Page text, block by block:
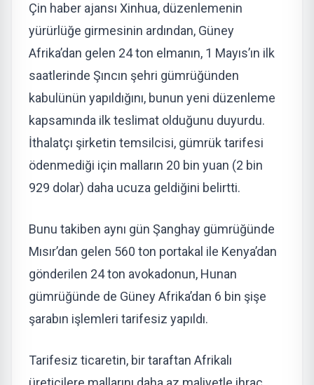
Çin haber ajansı Xinhua, düzenlemenin
yürürlüğe girmesinin ardından, Güney
Afrika’dan gelen 24 ton elmanın, 1 Mayıs’ın ilk
saatlerinde Şıncın şehri gümrüğünden
kabulünün yapıldığını, bunun yeni düzenleme
kapsamında ilk teslimat olduğunu duyurdu.
İthalatçı şirketin temsilcisi, gümrük tarifesi
ödenmediği için malların 20 bin yuan (2 bin
929 dolar) daha ucuza geldiğini belirtti.
Bunu takiben aynı gün Şanghay gümrüğünde
Mısır’dan gelen 560 ton portakal ile Kenya’dan
gönderilen 24 ton avokadonun, Hunan
gümrüğünde de Güney Afrika’dan 6 bin şişe
şarabın işlemleri tarifesiz yapıldı.
Tarifesiz ticaretin, bir taraftan Afrikalı